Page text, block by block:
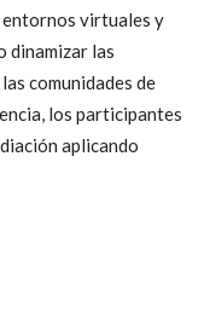
virtuales y
dinamizar las
comunidades de
los participantes
aplicando